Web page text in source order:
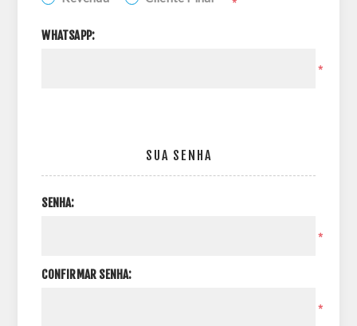
*
WHATSAPP:
*
SUA SENHA
SENHA:
*
CONFIRMAR SENHA:
*